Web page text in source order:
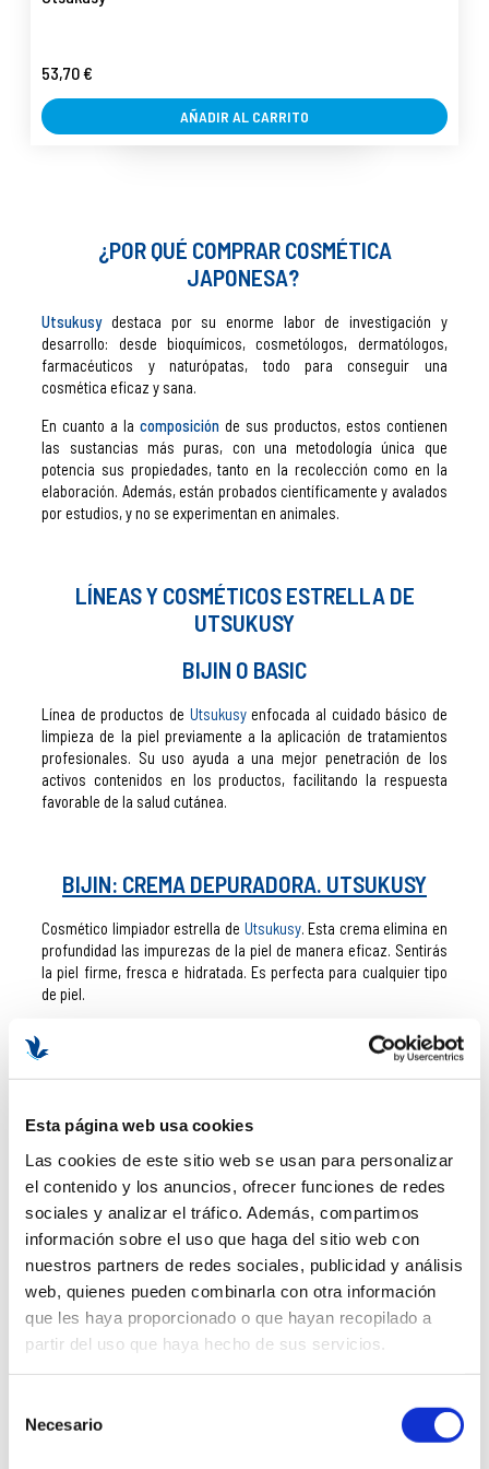
Esta página web usa cookies
Las cookies de este sitio web se usan para personalizar
el contenido y los anuncios, ofrecer funciones de redes
sociales y analizar el tráfico. Además, compartimos
información sobre el uso que haga del sitio web con
nuestros partners de redes sociales, publicidad y análisis
web, quienes pueden combinarla con otra información
que les haya proporcionado o que hayan recopilado a
partir del uso que haya hecho de sus servicios.
Necesario
53,70 €
AÑADIR AL CARRITO
¿POR QUÉ COMPRAR COSMÉTICA
JAPONESA?
Utsukusy destaca por su enorme labor de investigación y
desarrollo: desde bioquímicos, cosmetólogos, dermatólogos,
farmacéuticos y naturópatas, todo para conseguir una
cosmética eficaz y sana.
En cuanto a lacomposición de sus productos, estos contienen
las sustancias más puras, con una metodología única que
potencia sus propiedades, tanto en la recolección como en la
elaboración. Además, están probados científicamente y avalados
por estudios, y no se experimentan en animales.
LÍNEAS Y COSMÉTICOS ESTRELLA DE
UTSUKUSY
BIJIN O BASIC
Línea de productos de Utsukusyenfocada al cuidado básico de
limpieza de la piel previamente a la aplicación de tratamientos
profesionales. Su uso ayuda a una mejor penetración de los
activos contenidos en los productos, facilitando la respuesta
favorable de la salud cutánea.
BIJIN: CREMA DEPURADORA. UTSUKUSY
Cosmético limpiador estrella de Utsukusy. Esta crema elimina en
profundidad las impurezas de la piel de manera eficaz. Sentirás
la piel firme, fresca e hidratada. Es perfecta para cualquier tipo
de piel.
RITUAL DE CUIDADO DIARIO
Con esta rutina de cuidado diario recupera la salud de tu piel,
tu piel para que luzca sana, luminosa e hidratada, a continuación
te mostramos algunos de sus productos:
Serum Sharck Sauce :Proporciona un escudo diario frente al
envejecimiento, garantizando la protección adecuada contra las
agresiones.
Crema Láser Fluid :Proporciona un efecto calmante y
regenerador, además cuenta con un factor de protección solar
SPF 50.
SANGRE DE DRAGÓN O DRAGON'S BLOOD